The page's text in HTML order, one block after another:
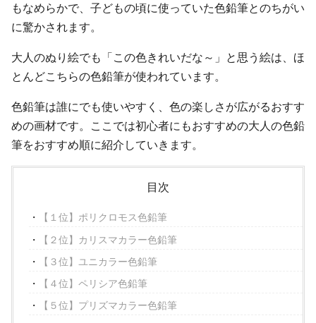
もなめらかで、子どもの頃に使っていた色鉛筆とのちがい
に驚かされます。
大人のぬり絵でも「この色きれいだな～」と思う絵は、ほ
とんどこちらの色鉛筆が使われています。
色鉛筆は誰にでも使いやすく、色の楽しさが広がるおすす
めの画材です。ここでは初心者にもおすすめの大人の色鉛
筆をおすすめ順に紹介していきます。
目次
【１位】ポリクロモス色鉛筆
【２位】カリスマカラー色鉛筆
【３位】ユニカラー色鉛筆
【４位】ペリシア色鉛筆
【５位】プリズマカラー色鉛筆